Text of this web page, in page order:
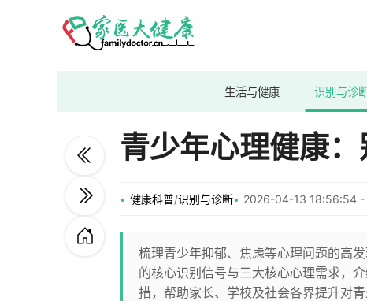
生活与健康 识别与诊
青少年心理健康：
健康科普/识别与诊断 2026-04-13 18:56:54 -
梳理青少年抑郁、焦虑等心理问题的高
的核心识别信号与三大核心心理需求，
措，帮助家长、学校及社会各界提升对